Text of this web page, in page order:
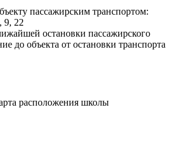
пассажирским транспортом:
9, 22
остановки пассажирского
до объекта от остановки транспорта